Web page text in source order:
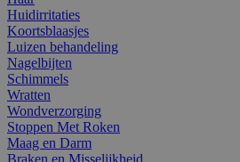
Huidirritaties
Koortsblaasjes
Luizen behandeling
Nagelbijten
Schimmels
Wratten
Wondverzorging
Stoppen Met Roken
Maag en Darm
Braken en Misselijkheid